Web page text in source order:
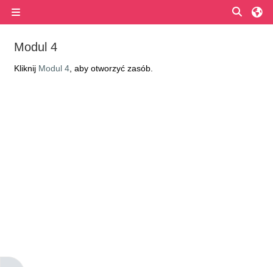
Modul 4
Wymagania zaliczenia
Kliknij Modul 4, aby otworzyć zasób.